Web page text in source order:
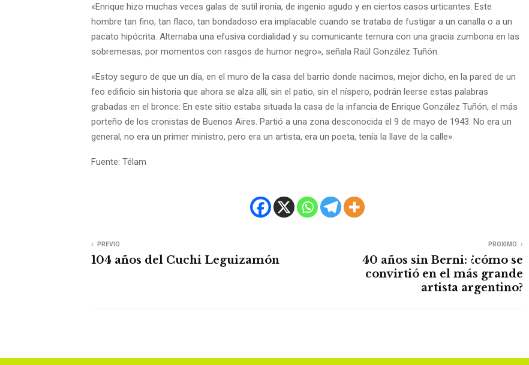
«Enrique hizo muchas veces galas de sutil ironía, de ingenio agudo y en ciertos casos urticantes. Este
hombre tan fino, tan flaco, tan bondadoso era implacable cuando se trataba de fustigar a un canalla o a un
pacato hipócrita. Alternaba una efusiva cordialidad y su comunicante ternura con una gracia zumbona en las
sobremesas, por momentos con rasgos de humor negro», señala Raúl González Tuñón.
«Estoy seguro de que un día, en el muro de la casa del barrio donde nacimos, mejor dicho, en la pared de un
feo edificio sin historia que ahora se alza allí, sin el patio, sin el níspero, podrán leerse estas palabras
grabadas en el bronce: En este sitio estaba situada la casa de la infancia de Enrique González Tuñón, el más
porteño de los cronistas de Buenos Aires. Partió a una zona desconocida el 9 de mayo de 1943. No era un
general, no era un primer ministro, pero era un artista, era un poeta, tenía la llave de la calle».
Fuente: Télam
PREVIO
104 años del Cuchi Leguizamón
PROXIMO
40 años sin Berni: ¿cómo se
convirtió en el más grande
artista argentino?